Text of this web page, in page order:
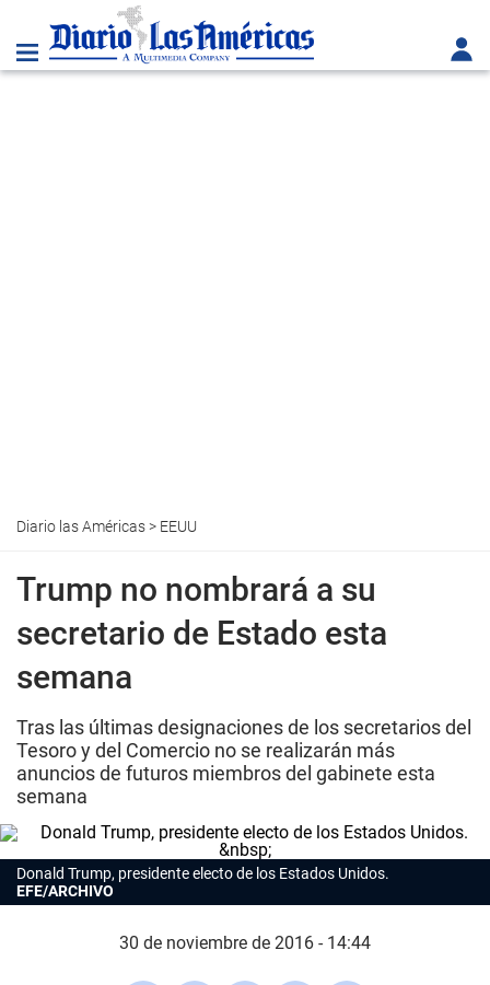
Diario las Américas> EEUU
Trump no nombrará a su
secretario de Estado esta
semana
Tras las últimas designaciones de los secretarios del
Tesoro y del Comercio no se realizarán más
anuncios de futuros miembros del gabinete esta
semana
Donald Trump, presidente electo de los Estados Unidos.
EFE/ARCHIVO
30 de noviembre de 2016 - 14:44